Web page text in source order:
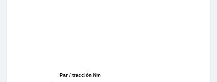
Par / tracción Nm